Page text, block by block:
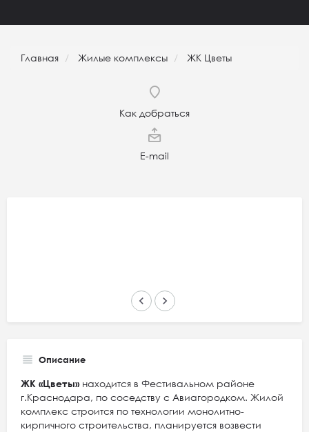
Главная Жилые комплексы ЖК Цветы
Как добраться
E-mail
keyboard_arrow_left keyboard_arrow_right
Описание
ЖК «Цветы» находится в Фестивальном районе
г.Краснодара, по соседству с Авиагородком. Жилой
комплекс строится по технологии монолитно-
кирпичного строительства, планируется возвести